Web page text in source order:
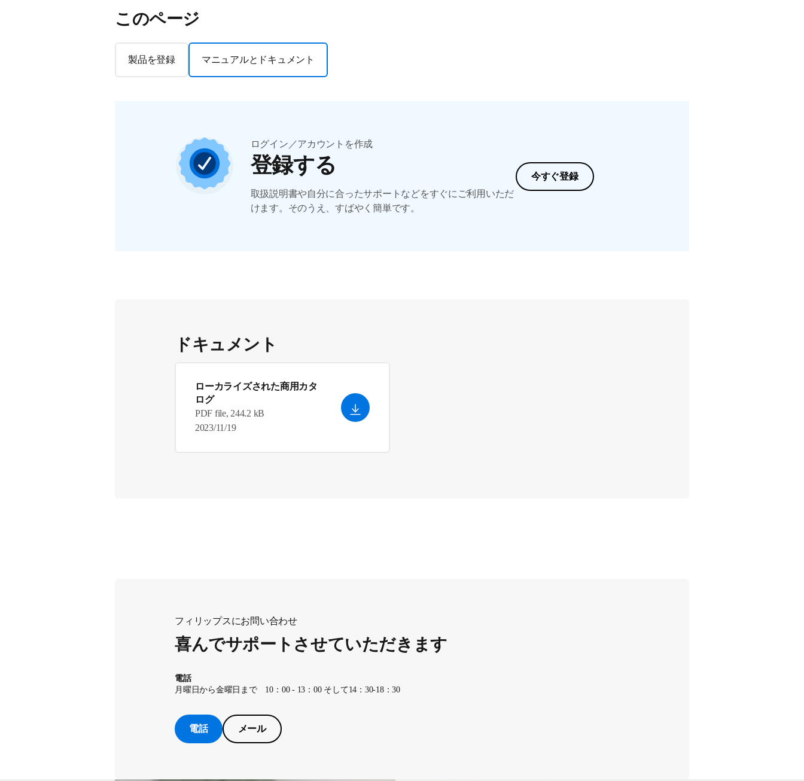
このページ
製品を登録 マニュアルとドキュメント
ログイン／アカウントを作成
登録する
取扱説明書や自分に合ったサポートなどをすぐにご利用いただ
けます。そのうえ、すばやく簡単です。
今すぐ登録
ドキュメント
ローカライズされた商用カタ
ログ
PDF file, 244.2 kB
2023/11/19
フィリップスにお問い合わせ
喜んでサポートさせていただきます
電話
月曜日から金曜日まで 10：00 - 13：00 そして14：30-18：30
電話 メール